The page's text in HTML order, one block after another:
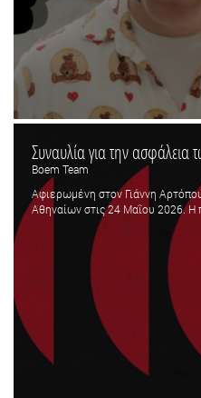
Συναυλία για την ασφάλεια
Boem Team
Αφιερωμένη στον Γιάννη
Αθηναίων στις 24 Μαΐου 2026. Η